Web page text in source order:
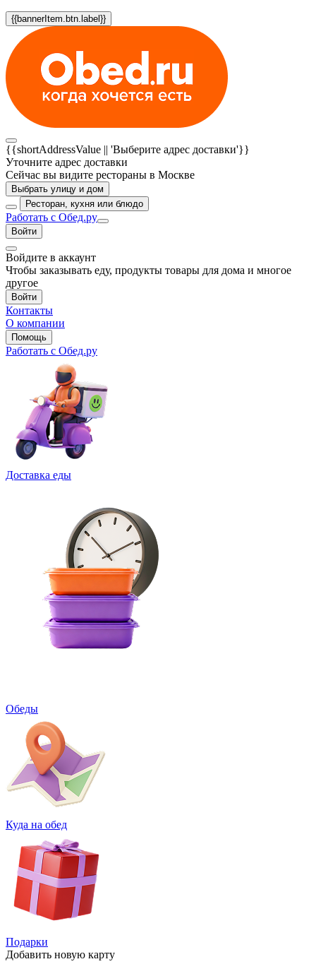
{{bannerItem.btn.label}}
{{shortAddressValue || 'Выберите адрес доставки'}}
Уточните адрес доставки
Сейчас вы видите рестораны в Москве
Выбрать улицу и дом
Ресторан, кухня или блюдо
Работать с Обед.ру
Войти
Войдите в аккаунт
Чтобы заказывать еду, продукты товары для дома и многое
другое
Войти
Контакты
О компании
Помощь
Работать с Обед.ру
Доставка еды
Обеды
Куда на обед
Подарки
Добавить новую карту